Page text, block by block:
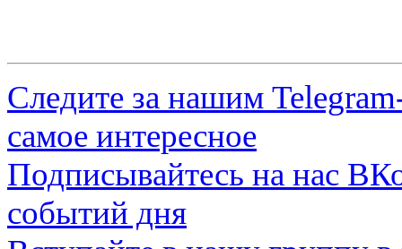
Следите за нашим
самое интересное
Подписывайтесь на нас
событий дня